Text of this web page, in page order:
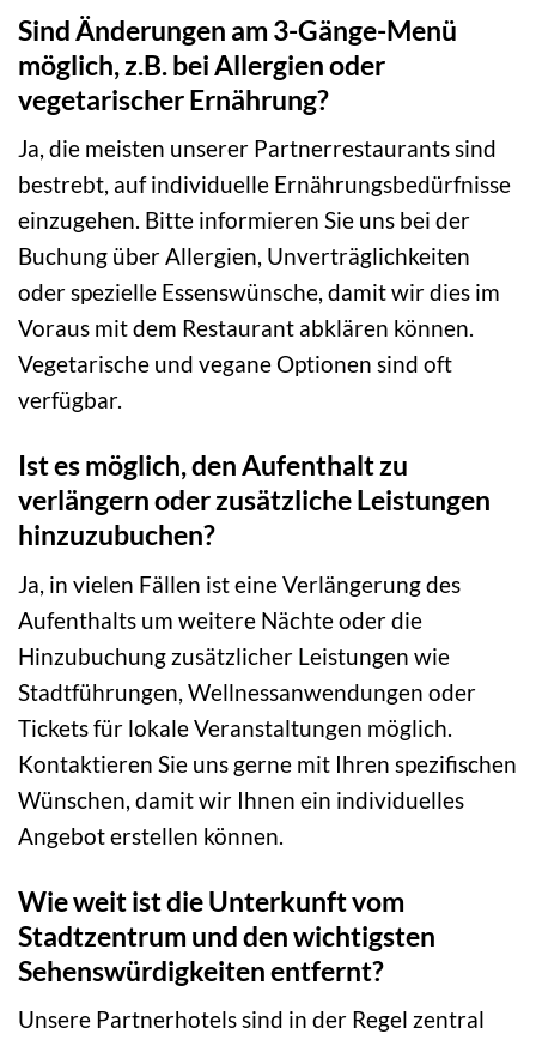
Sind Änderungen am 3-Gänge-Menü
möglich, z.B. bei Allergien oder
vegetarischer Ernährung?
Ja, die meisten unserer Partnerrestaurants sind
bestrebt, auf individuelle Ernährungsbedürfnisse
einzugehen. Bitte informieren Sie uns bei der
Buchung über Allergien, Unverträglichkeiten
oder spezielle Essenswünsche, damit wir dies im
Voraus mit dem Restaurant abklären können.
Vegetarische und vegane Optionen sind oft
verfügbar.
Ist es möglich, den Aufenthalt zu
verlängern oder zusätzliche Leistungen
hinzuzubuchen?
Ja, in vielen Fällen ist eine Verlängerung des
Aufenthalts um weitere Nächte oder die
Hinzubuchung zusätzlicher Leistungen wie
Stadtführungen, Wellnessanwendungen oder
Tickets für lokale Veranstaltungen möglich.
Kontaktieren Sie uns gerne mit Ihren spezifischen
Wünschen, damit wir Ihnen ein individuelles
Angebot erstellen können.
Wie weit ist die Unterkunft vom
Stadtzentrum und den wichtigsten
Sehenswürdigkeiten entfernt?
Unsere Partnerhotels sind in der Regel zentral